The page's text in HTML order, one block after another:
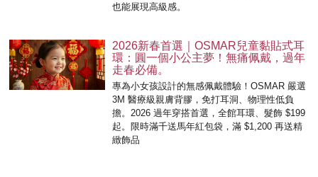
也能展現高級感。
2026新春首選｜OSMAR兒童黏貼式耳
環：圓一個小公主夢！無痛佩戴，過年
走春必備。
專為小女孩設計的無感佩戴體驗！OSMAR 嚴選
3M 醫療級親膚背膠，免打耳洞、物理性低負
擔。2026 過年穿搭首選，全館耳環、髮飾 $199
起。限時滿千送馬年紅包袋，滿 $1,200 再送精
緻飾品